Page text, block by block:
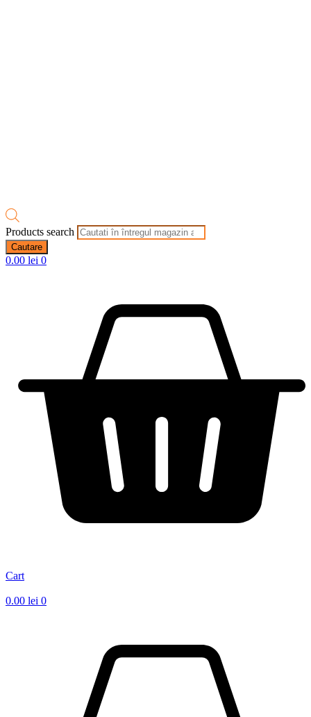
Products search
Cautare
0.00 lei 0
Cart
0.00 lei 0